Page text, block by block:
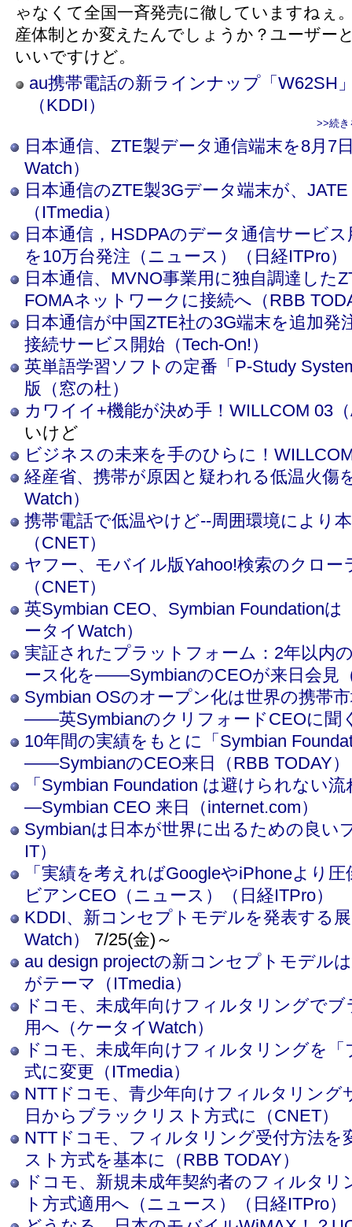
ゃなくて全国一斉発売に徹していますねぇ
産体制とか変えたんでしょうか？ユーザー
いいですけど。
au携帯電話の新ラインナップ「W62SH
（KDDI）
>>続き
日本通信、ZTE製データ通信端末を8月7
Watch）
日本通信のZTE製3Gデータ端末が、
（ITmedia）
日本通信，HSDPAのデータ通信サービ
を10万台発注（ニュース）（日経ITPro）
日本通信、MVNO事業用に独自調達した
FOMAネットワークに接続へ（RBB
日本通信が中国ZTE社の3G端末を追加発
接続サービス開始（Tech-On!）
英単語学習ソフトの定番「P-Study
版（窓の杜）
カワイイ+機能が決め手！WILLCOM 03
いけど
ビジネスの未来を手のひらに！
経産省、携帯が原因と疑われる低温火傷
Watch）
携帯電話で低温やけど--周囲環境により
（CNET）
ヤフー、モバイル版Yahoo!検索のクロー
（CNET）
英Symbian CEO、Symbian Foundationは
ータイWatch）
実証されたプラットフォーム：2年以内
ース化を――SymbianのCEOが来日会見
Symbian OSのオープン化は世界の携帯
――英SymbianのクリフォードCEOに聞
10年間の実績をもとに「Symbian
――SymbianのCEO来日（RBB TODAY）
「Symbian Foundation は避けられない
―Symbian CEO 来日（internet.com）
Symbianは日本が世界に出るための良い
IT）
「実績を考えればGoogleやiPhoneより
ビアンCEO（ニュース）（日経ITPro）
KDDI、新コンセプトモデルを発表する
Watch）
7/25(金)～
au design projectの新コンセプトモデル
がテーマ（ITmedia）
ドコモ、未成年向けフィルタリングで
用へ（ケータイWatch）
ドコモ、未成年向けフィルタリングを
式に変更（ITmedia）
NTTドコモ、青少年向けフィルタリング
日からブラックリスト方式に（CNET）
NTTドコモ、フィルタリング受付方法
スト方式を基本に（RBB TODAY）
ドコモ、新規未成年契約者のフィルタ
ト方式適用へ（ニュース）（日経ITPro）